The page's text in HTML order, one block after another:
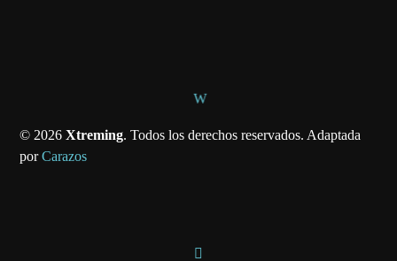
© 2026 Xtreming. Todos los derechos reservados. Adaptada
porCarazos